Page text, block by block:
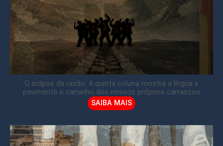
O eclipse da razão: A quinta coluna mostra a língua e
pavimenta o caminho dos nossos próprios carrascos
SAIBA MAIS